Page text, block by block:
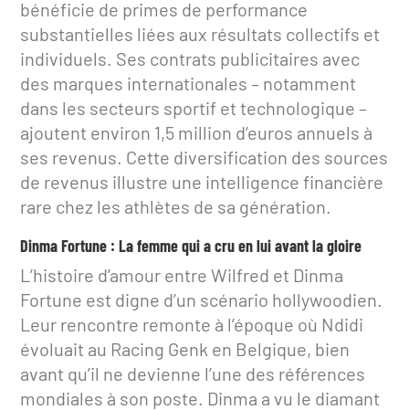
bénéficie de primes de performance
substantielles liées aux résultats collectifs et
individuels. Ses contrats publicitaires avec
des marques internationales – notamment
dans les secteurs sportif et technologique –
ajoutent environ 1,5 million d’euros annuels à
ses revenus. Cette diversification des sources
de revenus illustre une intelligence financière
rare chez les athlètes de sa génération.
Dinma Fortune : La femme qui a cru en lui avant la gloire
L’histoire d’amour entre Wilfred et Dinma
Fortune est digne d’un scénario hollywoodien.
Leur rencontre remonte à l’époque où Ndidi
évoluait au Racing Genk en Belgique, bien
avant qu’il ne devienne l’une des références
mondiales à son poste. Dinma a vu le diamant